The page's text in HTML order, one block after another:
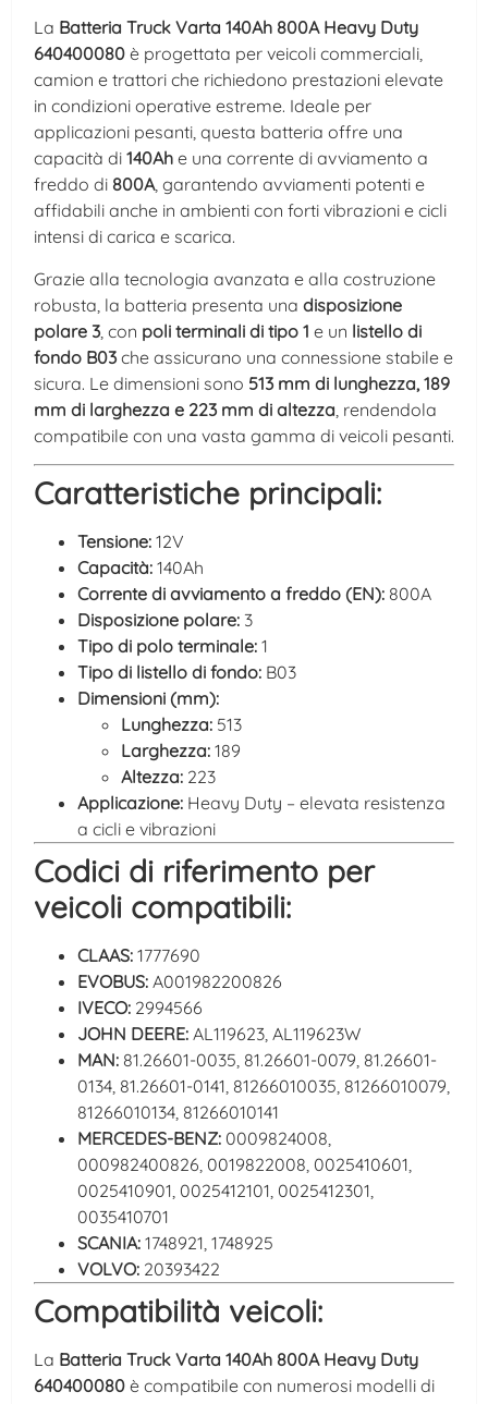
La Batteria Truck Varta 140Ah 800A Heavy Duty
640400080 è progettata per veicoli commerciali,
camion e trattori che richiedono prestazioni elevate
in condizioni operative estreme. Ideale per
applicazioni pesanti, questa batteria offre una
capacità di 140Ah e una corrente di avviamento a
freddo di 800A, garantendo avviamenti potenti e
affidabili anche in ambienti con forti vibrazioni e cicli
intensi di carica e scarica.
Grazie alla tecnologia avanzata e alla costruzione
robusta, la batteria presenta una disposizione
polare 3 , con poli terminali di tipo 1 e un listello di
fondo B03 che assicurano una connessione stabile e
sicura. Le dimensioni sono 513 mm di lunghezza, 189
mm di larghezza e 223 mm di altezza , rendendola
compatibile con una vasta gamma di veicoli pesanti.
Caratteristiche principali:
Tensione: 12V
Capacità: 140Ah
Corrente di avviamento a freddo (EN): 800A
Disposizione polare: 3
Tipo di polo terminale: 1
Tipo di listello di fondo: B03
Dimensioni (mm):
Lunghezza: 513
Larghezza: 189
Altezza: 223
Applicazione: Heavy Duty – elevata resistenza
a cicli e vibrazioni
Codici di riferimento per
veicoli compatibili:
CLAAS: 1777690
EVOBUS: A001982200826
IVECO: 2994566
JOHN DEERE: AL119623, AL119623W
MAN: 81.26601-0035, 81.26601-0079, 81.26601-
0134, 81.26601-0141, 81266010035, 81266010079,
81266010134, 81266010141
MERCEDES-BENZ: 0009824008,
000982400826, 0019822008, 0025410601,
0025410901, 0025412101, 0025412301,
0035410701
SCANIA: 1748921, 1748925
VOLVO: 20393422
Compatibilità veicoli:
La Batteria Truck Varta 140Ah 800A Heavy Duty
640400080 è compatibile con numerosi modelli di